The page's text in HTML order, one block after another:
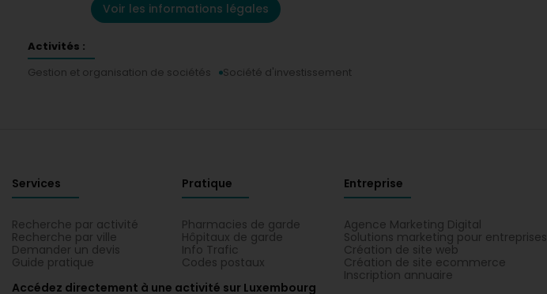
Voir les informations légales
Activités :
Gestion et organisation de sociétés
Société d'investissement
Services
Recherche par activité
Recherche par ville
Demander un devis
Guide pratique
Pratique
Pharmacies de garde
Hôpitaux de garde
Info Trafic
Codes postaux
Entreprise
Agence Marketing Digital
Solutions marketing pour entreprises
Création de site web
Création de site ecommerce
Inscription annuaire
Accédez directement à une activité sur Luxembourg